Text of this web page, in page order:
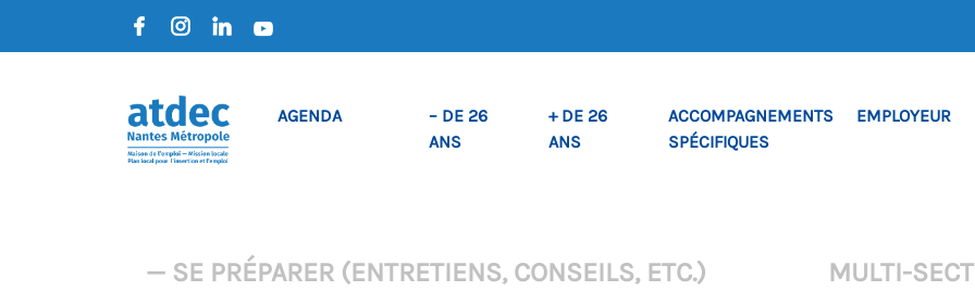
AGENDA
– DE 26
ANS
+ DE 26
ANS
ACCOMPAGNEMENTS
SPÉCIFIQUES
EMPLOYEUR
— SE PRÉPARER (ENTRETIENS, CONSEILS, ETC.) MULTI-